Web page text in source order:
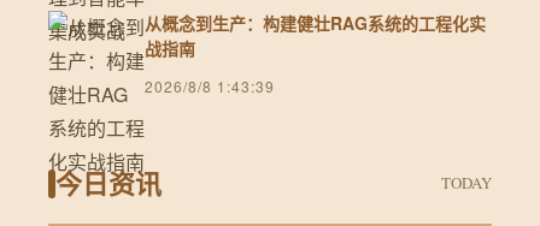
从概念到生产：构建健壮RAG系统的工程化实
战指南
2026/8/8 1:43:39
今日资讯 TODAY